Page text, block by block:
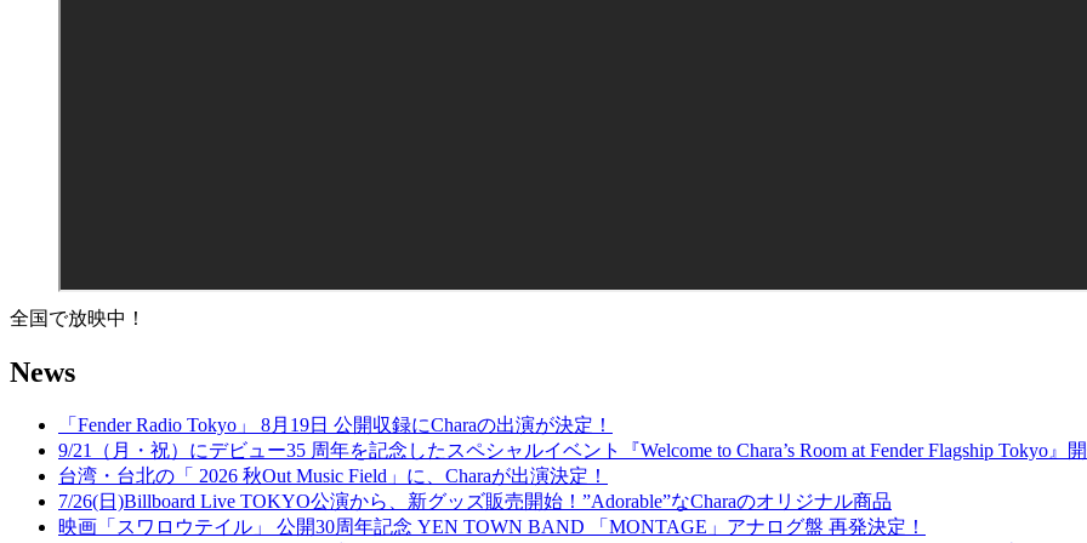
全国で放映中！
News
「Fender Radio Tokyo」 8月19日 公開収録にCharaの出演が決定！
9/21（月・祝）にデビュー35 周年を記念したスペシャルイベント『Welcome to Chara’s Room at Fender Flagship Tokyo』
台湾・台北の「 2026 秋Out Music Field」に、Charaが出演決定！
7/26(日)Billboard Live TOKYO公演から、新グッズ販売開始！”Adorable”なCharaのオリジナル商品
映画「スワロウテイル」 公開30周年記念 YEN TOWN BAND 「MONTAGE」アナログ盤 再発決定！